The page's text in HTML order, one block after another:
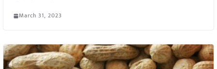
March 31, 2023